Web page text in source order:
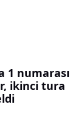
1 numarası
ikinci tura